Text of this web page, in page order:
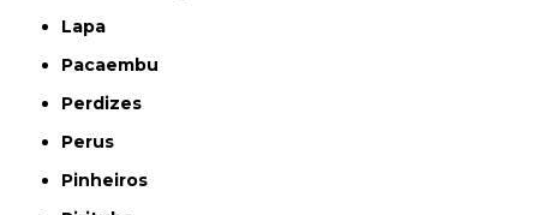
Lapa
Pacaembu
Perdizes
Perus
Pinheiros